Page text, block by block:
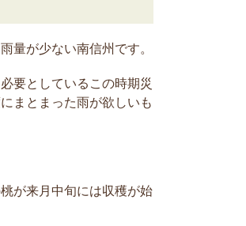
量が少ない南信州です。
要としているこの時期災
まとまった雨が欲しいも
が来月中旬には収穫が始